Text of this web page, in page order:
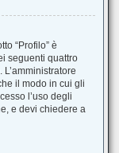
“Profilo” è
seguenti quattro
il modo in cui gli
l’uso degli
e devi chiedere a